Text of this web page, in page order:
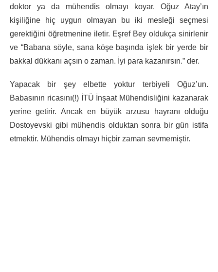
doktor ya da mühendis olmayı koyar. Oğuz Atay’ın
kişiliğine hiç uygun olmayan bu iki mesleği seçmesi
gerektiğini öğretmenine iletir. Eşref Bey oldukça sinirlenir
ve “Babana söyle, sana köşe başında işlek bir yerde bir
bakkal dükkanı açsın o zaman. İyi para kazanırsın.” der.
Yapacak bir şey elbette yoktur terbiyeli Oğuz’un.
Babasının ricasını(!) İTÜ İnşaat Mühendisliğini kazanarak
yerine getirir. Ancak en büyük arzusu hayranı olduğu
Dostoyevski gibi mühendis olduktan sonra bir gün istifa
etmektir. Mühendis olmayı hiçbir zaman sevmemiştir.